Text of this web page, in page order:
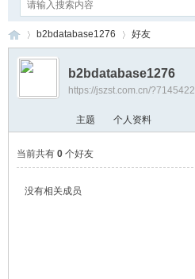
›
b2bdatabase1276 好友
b2bdatabase1276
https://jszst.com.cn/?7145422
主题 个人资料
当前共有 0个好友
没有相关成员